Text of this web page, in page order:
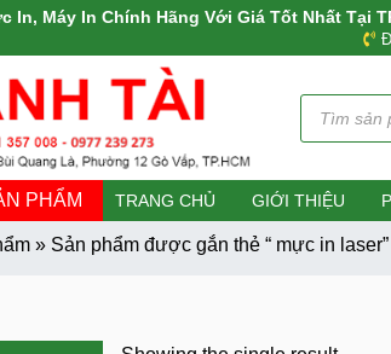
In, Máy In Chính Hãng Với Giá Tốt Nhất Tại
Tìm
kiếm
sản
PHẨM TRANG CHỦ GIỚI THIỆU
» Sản phẩm được gắn thẻ “ mực in laser”